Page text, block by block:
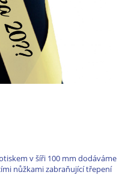
v šíři 100 mm dodáváme
nůžkami zabraňující třepení